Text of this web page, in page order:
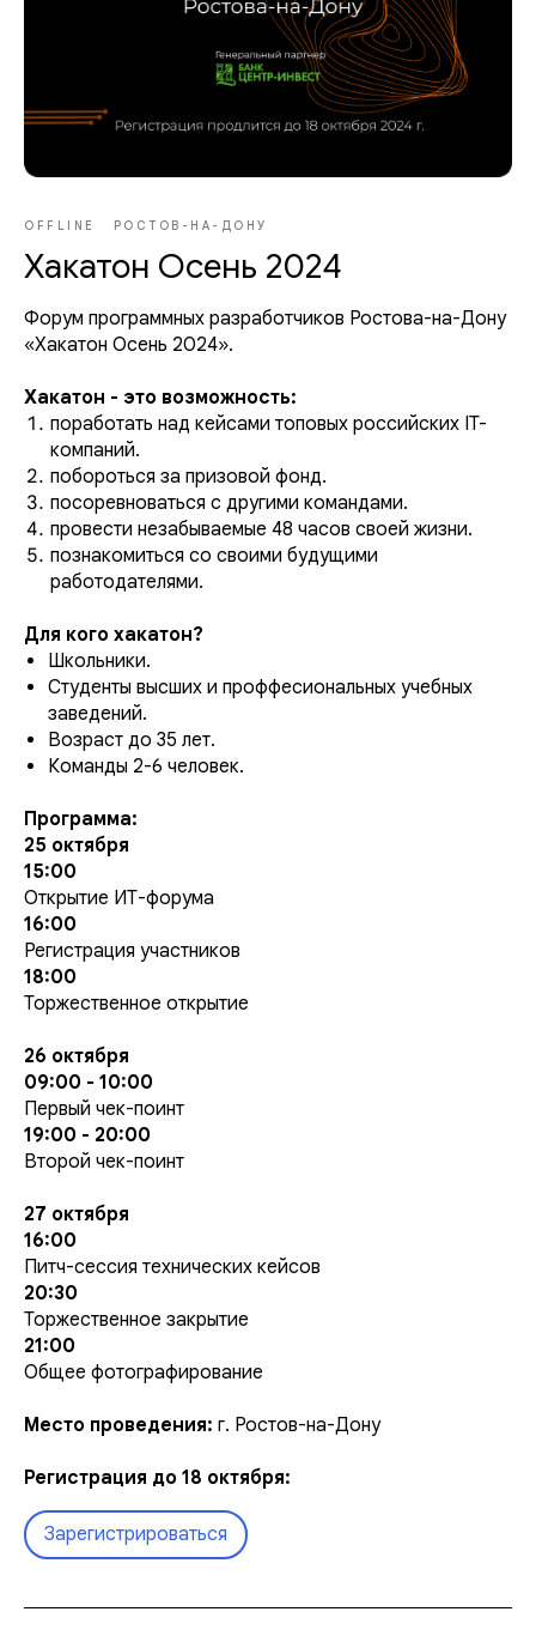
OFFLINE РОСТОВ-НА-ДОНУ
Хакатон Осень 2024
Форум программных разработчиков Ростова-на-Дону
«Хакатон Осень 2024».
Хакатон - это возможность:
поработать над кейсами топовых российских IT-
компаний.
побороться за призовой фонд.
посоревноваться с другими командами.
провести незабываемые 48 часов своей жизни.
познакомиться со своими будущими
работодателями.
Для кого хакатон?
Школьники.
Студенты высших и проффесиональных учебных
заведений.
Возраст до 35 лет.
Команды 2-6 человек.
Программа:
25 октября
15:00
Открытие ИТ-форума
16:00
Регистрация участников
18:00
Торжественное открытие
26 октября
09:00 - 10:00
Первый чек-поинт
19:00 - 20:00
Второй чек-поинт
27 октября
16:00
Питч-сессия технических кейсов
20:30
Торжественное закрытие
21:00
Общее фотографирование
Место проведения: г. Ростов-на-Дону
Регистрация до 18 октября:
Зарегистрироваться